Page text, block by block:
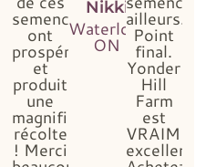
semences
ont
prospéré
et
produit
une
magnifique
récolte
! Merci
Nikki
Waterloo,
ON
ailleurs.
Point
final.
Yonder
Hill
Farm
est
VRAIMENT
excellent.